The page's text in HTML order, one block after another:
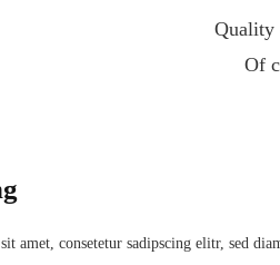
Quality
Of
amet, consetetur sadipscing elitr, sed